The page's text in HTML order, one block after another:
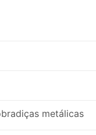
metálicas